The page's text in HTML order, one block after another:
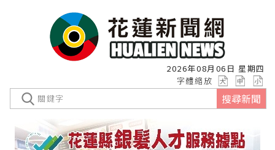
2026年08月06日 星期四
字體縮放
搜尋新聞